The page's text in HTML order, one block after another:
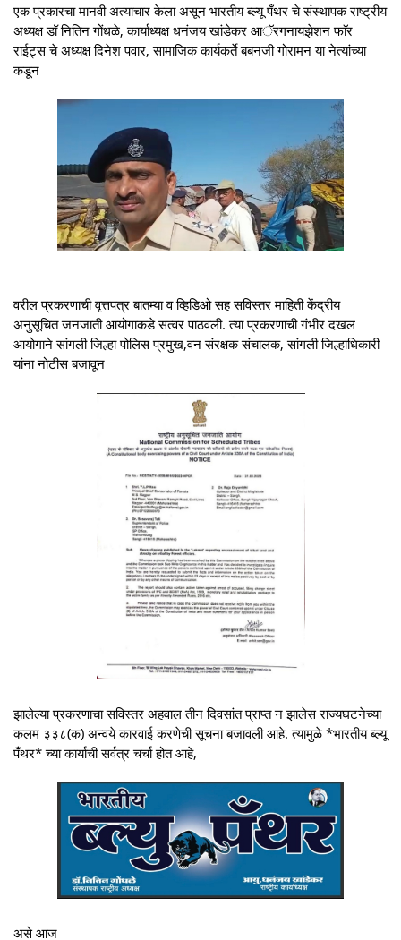
एक प्रकारचा मानवी अत्याचार केला असून भारतीय ब्ल्यू पँथर चे संस्थापक राष्ट्रीय
अध्यक्ष डॉ नितिन गोंधळे, कार्याध्यक्ष धनंजय खांडेकर आॅरगनायझेशन फाॅर
राईट्स चे अध्यक्ष दिनेश पवार, सामाजिक कार्यकर्ते बबनजी गोरामन या नेत्यांच्या
कडून
वरील प्रकरणाची वृत्तपत्र बातम्या व व्हिडिओ सह सविस्तर माहिती केंद्रीय
अनुसूचित जनजाती आयोगाकडे सत्वर पाठवली. त्या प्रकरणाची गंभीर दखल
आयोगाने सांगली जिल्हा पोलिस प्रमुख,वन संरक्षक संचालक, सांगली जिल्हाधिकारी
यांना नोटीस बजावून
झालेल्या प्रकरणाचा सविस्तर अहवाल तीन दिवसांत प्राप्त न झालेस राज्यघटनेच्या
कलम ३३८(क) अन्वये कारवाई करणेची सूचना बजावली आहे. त्यामुळे *भारतीय ब्ल्यू
पँथर* च्या कार्याची सर्वत्र चर्चा होत आहे,
असे आज